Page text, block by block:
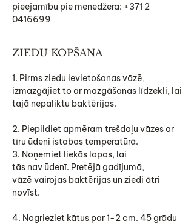
pieejamību pie menedžera: +371 2
0416699
ZIEDU KOPŠANA
1. Pirms ziedu ievietošanas vāzē,
izmazgājiet to ar mazgāšanas līdzekli, lai
tajā nepaliktu baktērijas.
2. Piepildiet apmēram trešdaļu vāzes ar
tīru ūdeni istabas temperatūrā.
3. Noņemiet liekās lapas, lai
tās nav ūdenī. Pretējā gadījumā,
vāzē vairojas baktērijas un ziedi ātri
novīst.
4. Nogrieziet kātus par 1-2 cm. 45 grādu